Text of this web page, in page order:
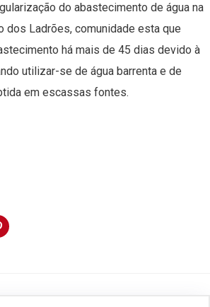
do abastecimento de água na
dos Ladrões, comunidade esta que
há mais de 45 dias devido à
utilizar-se de água barrenta e de
em escassas fontes.